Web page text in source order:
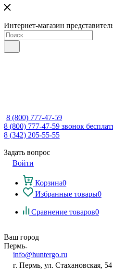
Интернет-магазин
8 (800) 777-47-59
8 (800) 777-47-59 звонок
8 (342) 205-55-55
Задать вопрос
Войти
Корзина0
Избранные товары0
Сравнение товаров0
Ваш город
Пермь
info@huntergo.ru
г. Пермь, ул. Стахановская, 54